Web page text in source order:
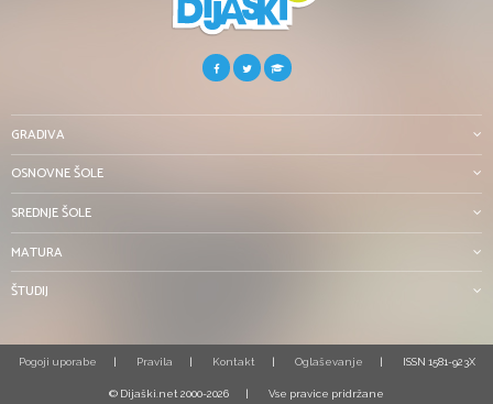
GRADIVA
OSNOVNE ŠOLE
SREDNJE ŠOLE
MATURA
ŠTUDIJ
Pogoji uporabe Pravila Kontakt Oglaševanje ISSN 1581-923X
© Dijaški.net 2000-2026 Vse pravice pridržane